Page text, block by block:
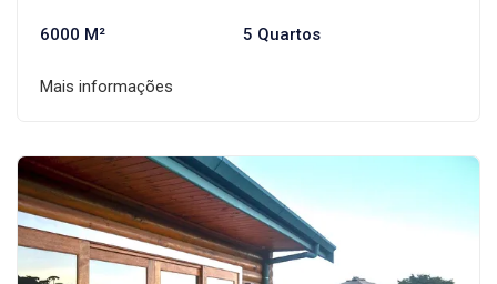
6000 M² 5 Quartos
Mais informações